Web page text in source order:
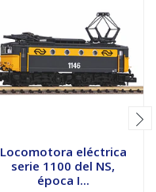
Locomotora eléctrica
serie 1100 del NS,
época I...